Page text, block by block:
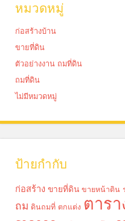
หมวดหมู่
ก่อสร้างบ้าน
ขายที่ดิน
ตัวอย่างงาน ถมที่ดิน
ถมที่ดิน
ไม่มีหมวดหมู่
ป้ายกำกับ
ก่อสร้าง ขายที่ดิน ขายหน้าดิน
ถม ดินถมที่ ตกแต่ง ตารา